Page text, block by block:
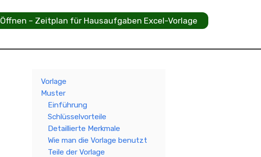
Öffnen – Zeitplan für Hausaufgaben Excel-Vorlage
Vorlage
Muster
Einführung
Schlüsselvorteile
Detaillierte Merkmale
Wie man die Vorlage benutzt
Teile der Vorlage